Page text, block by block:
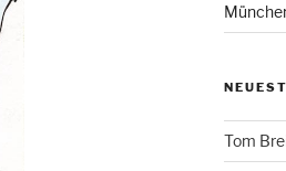
Tom